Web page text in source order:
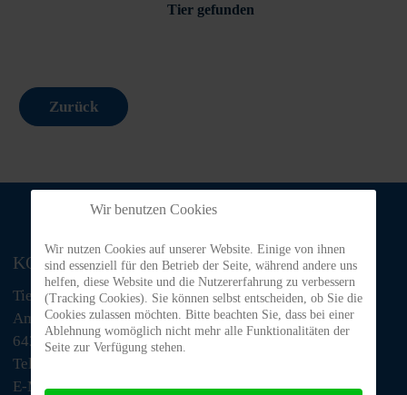
Tier gefunden
Zurück
KONTAKT
Tiere in Not Odenwald e.V.
Am Morsberg 1
64385 Reichelsheim
Telefon: 06063 / 939 848
E-Mail: tino@tiere-in-not-odenwald.de
Wir benutzen Cookies
Wir nutzen Cookies auf unserer Website. Einige von ihnen
sind essenziell für den Betrieb der Seite, während andere uns
helfen, diese Website und die Nutzererfahrung zu verbessern
(Tracking Cookies). Sie können selbst entscheiden, ob Sie die
Cookies zulassen möchten. Bitte beachten Sie, dass bei einer
Ablehnung womöglich nicht mehr alle Funktionalitäten der
Seite zur Verfügung stehen.